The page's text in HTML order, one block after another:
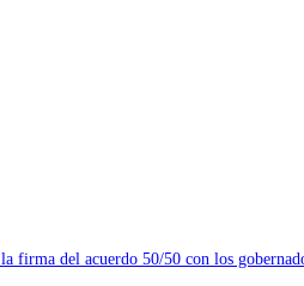
firma del acuerdo 50/50 con los